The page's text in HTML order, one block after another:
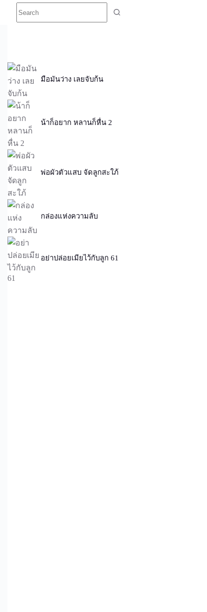
มือมันว่าง เลยจับก้น
น้าก็อยาก หลานก็หื่น 2
พ่อผัวตัวแสบ จัดลูกสะใภ้
กล่องแห่งความลับ
อย่าปล่อยเมียไว้กับลูก 61